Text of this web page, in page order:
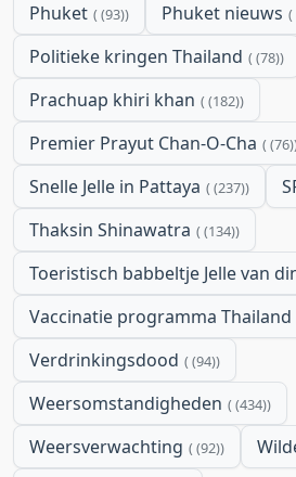
Phuket (93) Phuket nieuws
Politieke kringen Thailand (78)
Prachuap khiri khan (182)
Premier Prayut Chan-O-Cha (76)
Snelle Jelle in Pattaya (237)
Thaksin Shinawatra (134)
Toeristisch babbeltje Jelle van
Vaccinatie programma Thailand
Verdrinkingsdood (94)
Weersomstandigheden (434)
Weersverwachting (92)